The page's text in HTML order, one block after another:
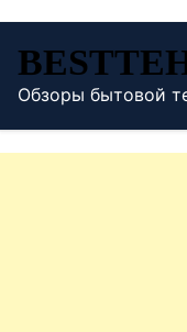
содержимому
Обзоры бытовой